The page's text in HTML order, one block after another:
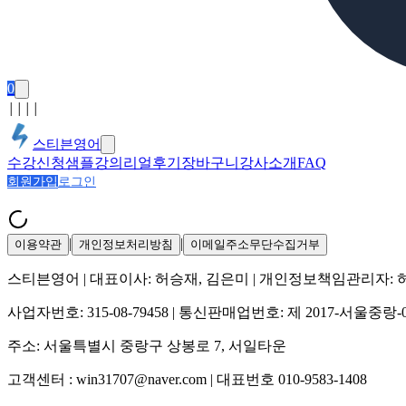
0
스티븐영어
수강신청샘플강의 리얼후기 장바구니 강사소개FAQ
회원가입 로그인
이용약관 | 개인정보처리방침 | 이메일주소무단수집거부
스티븐영어 | 대표이사: 허승재, 김은미 | 개인정보책임관리자:
사업자번호: 315-08-79458 | 통신판매업번호: 제 2017-서울중랑-
주소: 서울특별시 중랑구 상봉로 7, 서일타운
고객센터 : win31707@naver.com | 대표번호 010-9583-1408